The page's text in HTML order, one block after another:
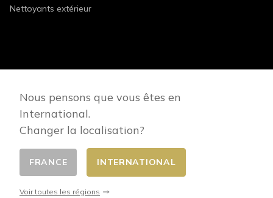
Nettoyants extérieur
FOLLOW US
Changer de pays
Nous pensons que vous êtes en
International.
Changer la localisation?
FRANCE INTERNATIONAL
Voir toutes les régions